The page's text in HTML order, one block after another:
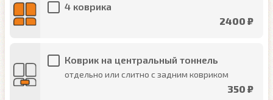
4 коврика
2400 ₽
Коврик на центральный тоннель
отдельно или слитно с задним ковриком
350 ₽